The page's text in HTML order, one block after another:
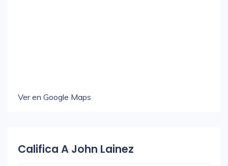
Ver en Google Maps
Califica A John Lainez